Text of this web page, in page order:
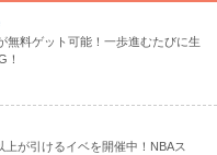
無料ゲット可能！一歩進むたびに生
！
上が引けるイベを開催中！NBAス